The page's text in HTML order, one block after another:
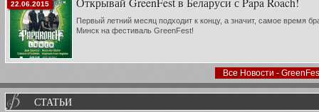
Первый летний месяц подходит к концу, а значит, самое время
Минск на фестиваль GreenFest!
22.06.2015
Все Новости -
СТАТЬИ